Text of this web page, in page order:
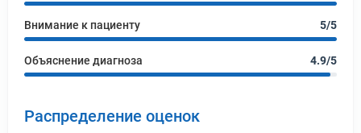
Внимание к пациенту 5/5
Объяснение диагноза 4.9/5
Распределение оценок